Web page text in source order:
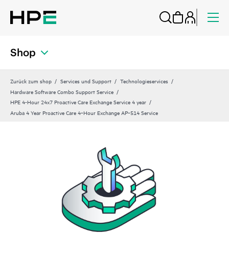
Shop
Zurück zum shop Services und Support
Technologieservices
Hardware Software Combo Support Service
HPE 4-Hour 24x7 Proactive Care Exchange Service 4 year
Aruba 4 Year Proactive Care 4‑Hour Exchange AP‑514 Service